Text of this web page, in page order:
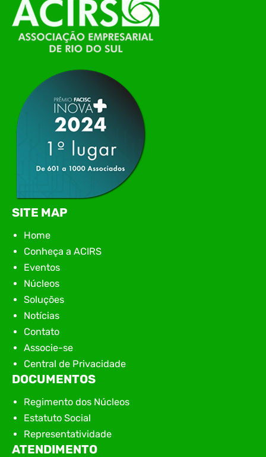
de Tecnologia da Informação do Alto Vale do
Itajaí, realizou, no dia 21 de julho, o evento
Conexão Tech NIAVI, reunindo empresas de
tecnologia da região para uma noite de
apresentação de novas iniciativas para o setor. O
encontro aconteceu em Rio…
SITE MAP
Home
Conheça a ACIRS
Eventos
Núcleos
Soluções
Notícias
Contato
Associe-se
Central de Privacidade
DOCUMENTOS
Regimento dos Núcleos
Estatuto Social
Representatividade
ATENDIMENTO